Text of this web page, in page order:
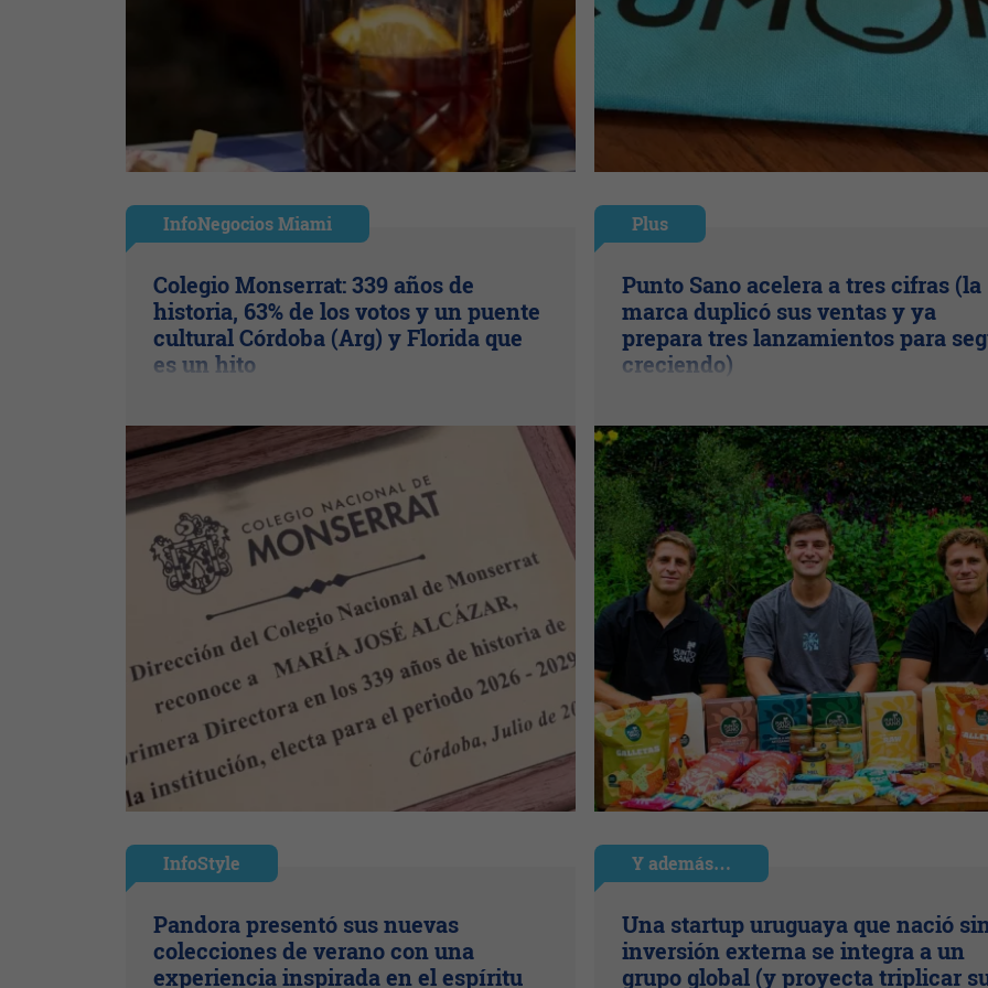
InfoNegocios Miami
Colegio Monserrat: 339 años de
historia, 63% de los votos y un puente
cultural Córdoba (Arg) y Florida que
es un hito
Plus
Punto Sano acelera a tres cifras (la
marca duplicó sus ventas y ya
prepara tres lanzamientos para
creciendo)
InfoStyle
Pandora presentó sus nuevas
colecciones de verano con una
experiencia inspirada en el espíritu
Y además…
Una startup uruguaya que nació
inversión externa se integra a un
grupo global (y proyecta triplicar